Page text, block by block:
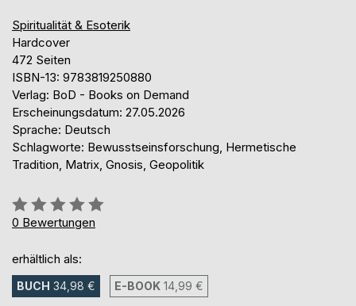
Spiritualität & Esoterik
Hardcover
472 Seiten
ISBN-13: 9783819250880
Verlag: BoD - Books on Demand
Erscheinungsdatum: 27.05.2026
Sprache: Deutsch
Schlagworte: Bewusstseinsforschung, Hermetische
Tradition, Matrix, Gnosis, Geopolitik
Bewertung::
0%
0 Bewertungen
erhältlich als:
BUCH 34,98 € E-BOOK 14,99 €